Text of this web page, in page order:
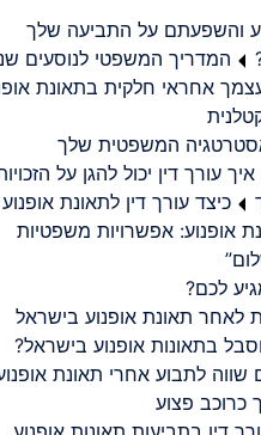
והשפעתם על התביעה שלך
המדריך המשפטי לנוסעים
אחראי חלקית בתאונת
המשפטית שלך
איך עורך דין יכול להגן על
כיצד עורך דין לתאונת
אופנוע: אפשרויות משפטיות
לכם?
לאחר תאונת אופנוע בישראל
בתאונות אופנוע בישראל?
שווה לתבוע אחרי תאונת
כרוכב פצוע